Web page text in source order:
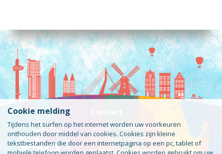
Kantoor / Bezoekadres
Den Haag / Badhuisstraat 11
Rotterdam / Airportplein 55 #Bobcat
Cookie melding
Tijdens het surfen op het internet worden uw voorkeuren
onthouden door middel van cookies. Cookies zijn kleine
tekstbestanden die door een internetpagina op een pc, tablet of